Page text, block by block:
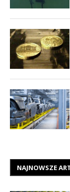
NAJNOWSZE